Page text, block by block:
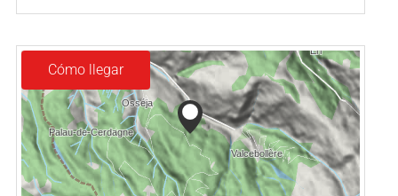
Cómo llegar